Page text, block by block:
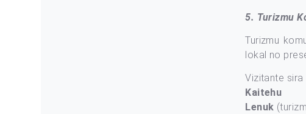
5. Turizmu
Turizmu
lokal no
Vizitante sira
Kaitehu
Lenuk